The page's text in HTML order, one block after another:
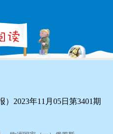
）2023年11月05日第3401期